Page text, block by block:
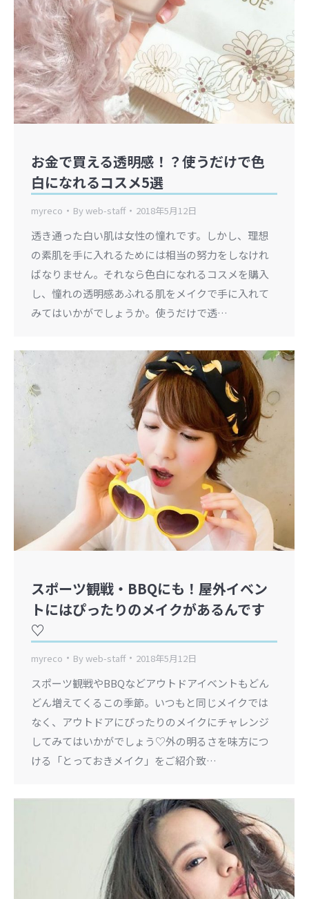
お金で買える透明感！？使うだけで色
白になれるコスメ5選
myreco Byweb-staff 2018年5月12日
透き通った白い肌は女性の憧れです。しかし、理想
の素肌を手に入れるためには相当の努力をしなけれ
ばなりません。それなら色白になれるコスメを購入
し、憧れの透明感あふれる肌をメイクで手に入れて
みてはいかがでしょうか。使うだけで透…
スポーツ観戦・BBQにも！屋外イベン
トにはぴったりのメイクがあるんです
♡
myreco Byweb-staff 2018年5月12日
スポーツ観戦やBBQなどアウトドアイベントもどん
どん増えてくるこの季節。いつもと同じメイクでは
なく、アウトドアにぴったりのメイクにチャレンジ
してみてはいかがでしょう♡外の明るさを味方につ
ける「とっておきメイク」をご紹介致…